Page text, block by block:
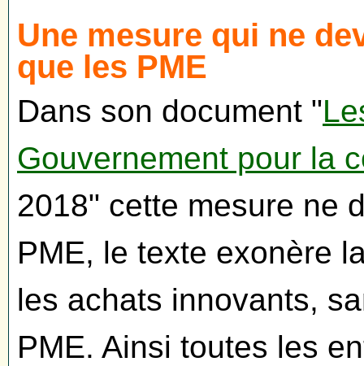
Une mesure qui ne
que les PME
Dans son document "
Gouvernement pour la
2018" cette mesure ne
PME, le texte exonère
les achats innovants,
PME. Ainsi toutes les